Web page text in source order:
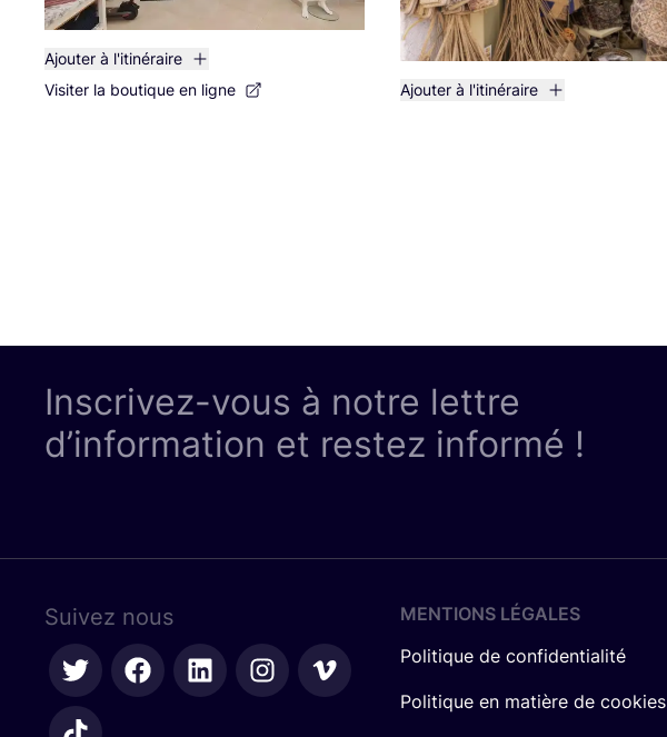
Ajouter à l'itinéraire
Visiter la boutique en ligne
Ajouter à l'itinéraire
Inscrivez-vous à notre lettre
d’information et restez informé !
Suivez nous
MENTIONS LÉGALES
Politique de confidentialité
Politique en matière de cookies